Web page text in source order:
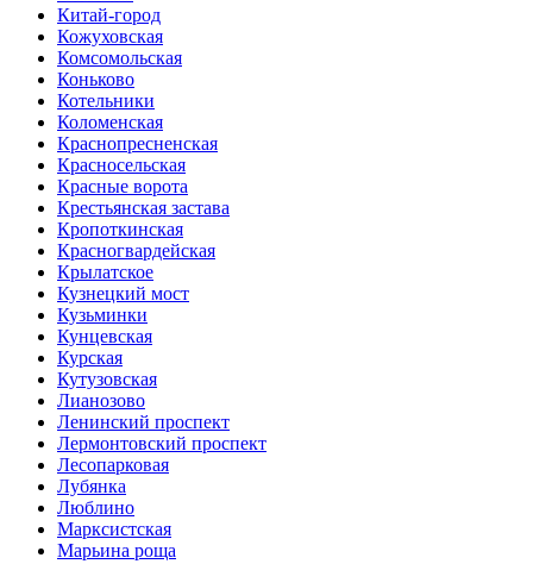
Китай-город
Кожуховская
Комсомольская
Коньково
Котельники
Коломенская
Краснопресненская
Красносельская
Красные ворота
Крестьянская застава
Кропоткинская
Красногвардейская
Крылатское
Кузнецкий мост
Кузьминки
Кунцевская
Курская
Кутузовская
Лианозово
Ленинский проспект
Лермонтовский проспект
Лесопарковая
Лубянка
Люблино
Марксистская
Марьина роща